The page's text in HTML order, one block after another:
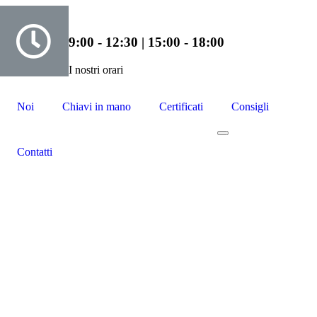
9:00 - 12:30 | 15:00 - 18:00
I nostri orari
Noi Chiavi in mano Certificati Consigli
Contatti